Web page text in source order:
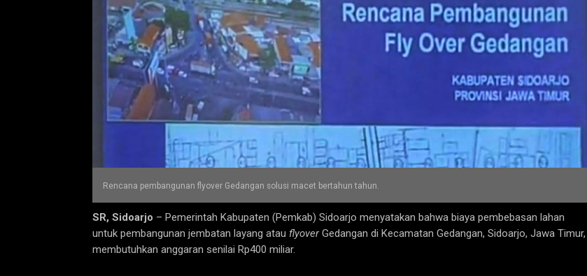
Rencana pembangunan flyover Gedangan solusi macet bertahun tahun.
SR, Sidoarjo – Pemerintah Kabupaten (Pemkab) Sidoarjo menyatakan bahwa biaya pembebasan lahan
untuk pembangunan jembatan layang atau flyoverGedangan di Kecamatan Gedangan, Sidoarjo, Jawa Timur,
membutuhkan anggaran senilai Rp400 miliar.